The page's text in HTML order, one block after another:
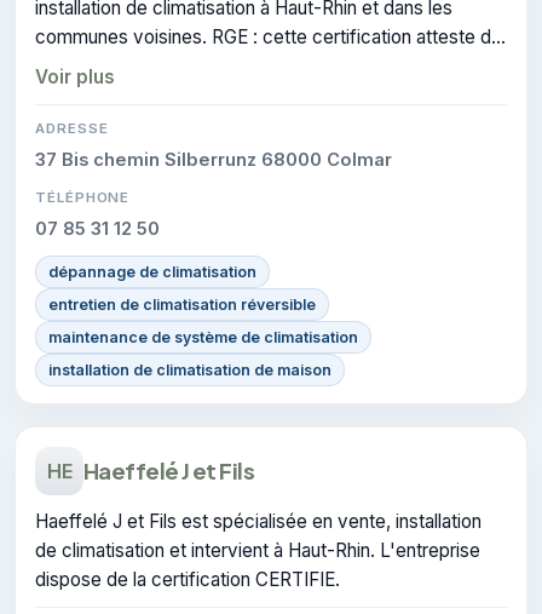
installation de climatisation à Haut-Rhin et dans les
communes voisines. RGE : cette certification atteste du
savoir-faire de l'entreprise.
Voir plus
ADRESSE
37 Bis chemin Silberrunz 68000 Colmar
TÉLÉPHONE
07 85 31 12 50
dépannage de climatisation
entretien de climatisation réversible
maintenance de système de climatisation
installation de climatisation de maison
HE Haeffelé J et Fils
Haeffelé J et Fils est spécialisée en vente, installation
de climatisation et intervient à Haut-Rhin. L'entreprise
dispose de la certification CERTIFIE.